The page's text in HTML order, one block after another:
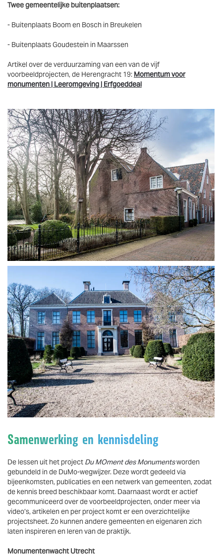
Twee gemeentelijke buitenplaatsen:
- Buitenplaats Boom en Bosch in Breukelen
- Buitenplaats Goudestein in Maarssen
Artikel over de verduurzaming van een van de vijf
voorbeeldprojecten, de Herengracht 19: Momentum voor
monumenten | Leeromgeving | Erfgoeddeal
Vergroten
Vergroten
Samenwerking en kennisdeling
De lessen uit het project Du MOment des Monumentsworden
gebundeld in de DuMo-wegwijzer. Deze wordt gedeeld via
bijeenkomsten, publicaties en een netwerk van gemeenten, zodat
de kennis breed beschikbaar komt. Daarnaast wordt er actief
gecommuniceerd over de voorbeeldprojecten, onder meer via
video’s, artikelen en per project komt er een overzichtelijke
projectsheet. Zo kunnen andere gemeenten en eigenaren zich
laten inspireren en leren van de praktijk.
Monumentenwacht Utrecht